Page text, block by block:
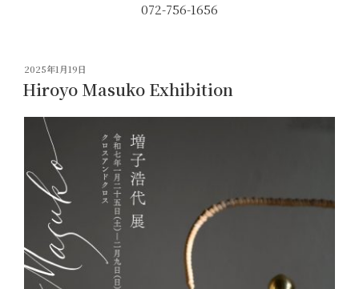
072-756-1656
投
稿
日:
2025年1月19日
Hiroyo Masuko Exhibition